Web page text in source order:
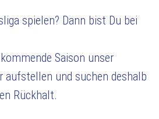
spielen? Dann bist Du bei
Saison unser
aufstellen und suchen deshalb
Rückhalt.